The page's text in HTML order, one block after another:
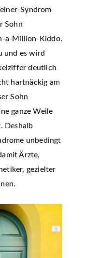
Syndrom
Sohn
a-Million-Kiddo.
und es wird
deutlich
hartnäckig am
Sohn
ganze Weile
Deshalb
unbedingt
Ärzte,
gezielter